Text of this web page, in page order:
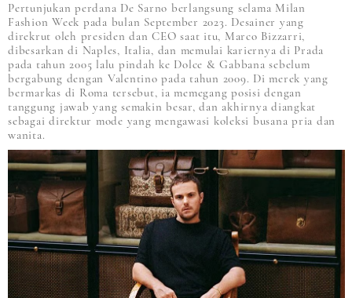
Pertunjukan perdana De Sarno berlangsung selama Milan
Fashion Week pada bulan September 2023. Desainer yang
direkrut oleh presiden dan CEO saat itu, Marco Bizzarri,
dibesarkan di Naples, Italia, dan memulai kariernya di Prada
pada tahun 2005 lalu pindah ke Dolce & Gabbana sebelum
bergabung dengan Valentino pada tahun 2009. Di merek yang
bermarkas di Roma tersebut, ia memegang posisi dengan
tanggung jawab yang semakin besar, dan akhirnya diangkat
sebagai direktur mode yang mengawasi koleksi busana pria dan
wanita.